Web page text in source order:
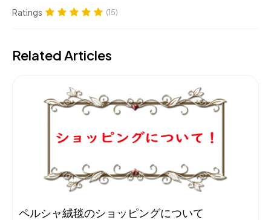
Ratings (15)
Related Articles
ペルシャ絨毯のショッピングについて